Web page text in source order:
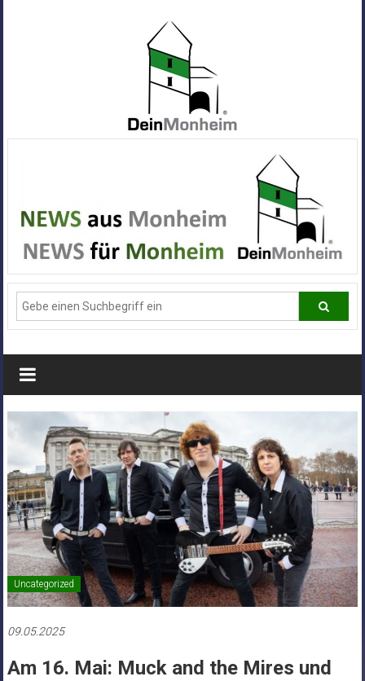
Alle
News
aus
Deiner
Stadt
Monheim
Uncategorized
09.05.2025
Am 16. Mai: Muck and the Mires und